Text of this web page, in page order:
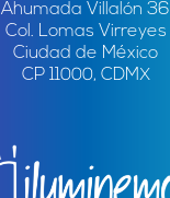
Ahumada Villalón 36
Col. Lomas Virreyes
Ciudad de México
CP 11000, CDMX